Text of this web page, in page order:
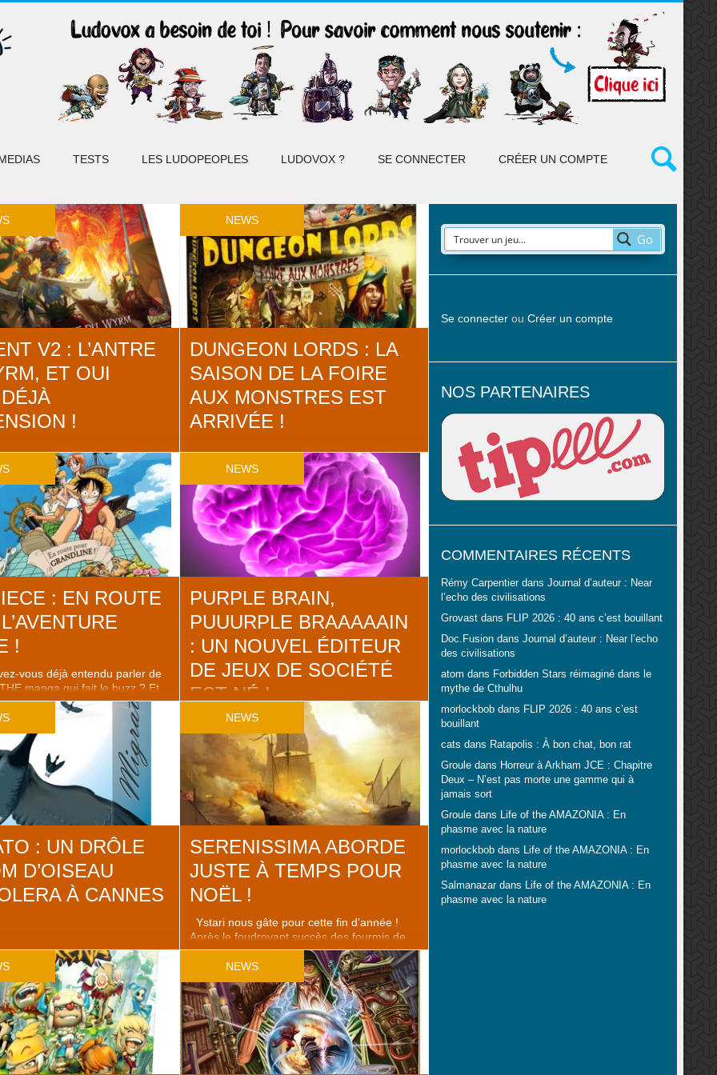
TESTS LES LUDOPEOPLES LUDOVOX ? SE CONNECTER CRÉER UN COMPTE
V2 : L’ANTRE
ET OUI
!
toute la communauté de
de longs mois et là, pouf, coup
avons le jeu et son
extension
pas s’en plaindre. On aime ça
Oh oui. D’autant que
NEWS
DUNGEON LORDS : LA
SAISON DE LA FOIRE
AUX MONSTRES EST
ARRIVÉE !
Dungeon Lords (et ils pullulent) peuvent se
réjouir ! Sa 1ere extension, pleine de petits
monstres ingérables, a envahi les boutiques
! Yeeepeee ! Oui, et apprenez que Monsieur
Chvatil a été plutôt généreux. Nouveaux
monstres, nouveaux pièges, nouveaux sorts,
nouvelles pièces, nouvelles aventuriers
(avec notamment un barde […]
: EN ROUTE
!
vous déjà entendu parler de
manga qui fait le buzz ? Et
c’est fait. Vous êtes
Bien. One piece est donc un
何と ? Un shonen manga
manga plutôt destiné à un public
avec une histoire de […]
NEWS
PURPLE BRAIN,
PUUURPLE BRAAAAAIN
: UN NOUVEL ÉDITEUR
DE JEUX DE SOCIÉTÉ
EST NÉ !
Tous nos voeux de bonheur et de réussite à
l’occasion de la naissance de Purple Brain,
un joli bébé moustachu né du cerveau de
Benoît Forget. L’heureux papa n’en n’est pas
à sa première expérience dans le milieu,
puisqu’il a travaillé au sein des magazines
Plato, Scifi Universe et Ravage, et aussi chez
le fameux […]
: UN DRÔLE
D’OISEAU
À CANNES
le dernier né de chez Jeux
son auteur, le
Florent Toscano. "Migrato
Cannes 2013 ! Normal, pour un
oiseaux… Cannes… Coin
" nous dit-il. Là vous devinez
se ferra …
NEWS
SERENISSIMA ABORDE
JUSTE À TEMPS POUR
NOËL !
Ystari nous gâte pour cette fin d’année !
Après le foudroyant succès des fourmis de
notre ami Yoann Levet (Myrmès) voilà qui
débarque enfin sur les étals la ré-édition d’un
jeu culte de Dominique Ehrhard :
Méditerrannée devenu Serenissima (le nom
qu’il aurait dû avoir à sa sortie en 97). Vous
le savez sans […]
NEWS
Go
Se connecterou Créer un compte
NOS PARTENAIRES
COMMENTAIRES RÉCENTS
Rémy Carpentierdans Journal d’auteur : Near
l’echo des civilisations
Grovastdans FLIP 2026 : 40 ans c’est bouillant
Doc.Fusiondans Journal d’auteur : Near l’echo
des civilisations
atom dans Forbidden Stars réimaginé dans le
mythe de Cthulhu
morlockbobdans FLIP 2026 : 40 ans c’est
bouillant
cats dans Ratapolis : À bon chat, bon rat
Grouledans Horreur à Arkham JCE : Chapitre
Deux – N’est pas morte une gamme qui à
jamais sort
Grouledans Life of the AMAZONIA : En
phasme avec la nature
morlockbobdans Life of the AMAZONIA : En
phasme avec la nature
Salmanazardans Life of the AMAZONIA : En
phasme avec la nature